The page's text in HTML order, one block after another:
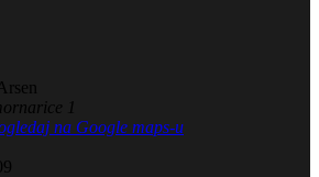
1
na Google maps-u